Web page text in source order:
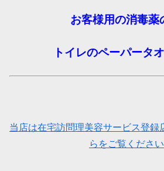
お客様用の消毒薬
トイレのペーパータ
当店は在宅訪問理美容サービス登録
らをご覧ください